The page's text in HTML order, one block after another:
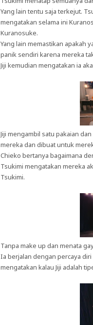
Yang lain tentu saja terkejut.
mengatakan selama ini
Kuranosuke.
Yang lain memastikan apakah
panik sendiri karena mereka
Jiji kemudian mengatakan ia
Jiji mengambil satu pakaian
mereka dan dibuat untuk
Chieko bertanya bagaimana
Tsukimi mengatakan mereka
Tsukimi.
Tanpa make up dan menata
Ia berjalan dengan percaya
mengatakan kalau Jiji adalah